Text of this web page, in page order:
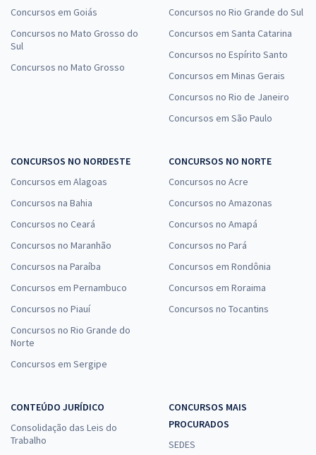
Concursos em Goiás
Concursos no Mato Grosso do
Sul
Concursos no Mato Grosso
Concursos no Rio Grande do Sul
Concursos em Santa Catarina
Concursos no Espírito Santo
Concursos em Minas Gerais
Concursos no Rio de Janeiro
Concursos em São Paulo
CONCURSOS NO NORDESTE
Concursos em Alagoas
Concursos na Bahia
Concursos no Ceará
Concursos no Maranhão
Concursos na Paraíba
Concursos em Pernambuco
Concursos no Piauí
Concursos no Rio Grande do
Norte
Concursos em Sergipe
CONCURSOS NO NORTE
Concursos no Acre
Concursos no Amazonas
Concursos no Amapá
Concursos no Pará
Concursos em Rondônia
Concursos em Roraima
Concursos no Tocantins
CONTEÚDO JURÍDICO
Consolidação das Leis do
Trabalho
CONCURSOS MAIS
PROCURADOS
SEDES